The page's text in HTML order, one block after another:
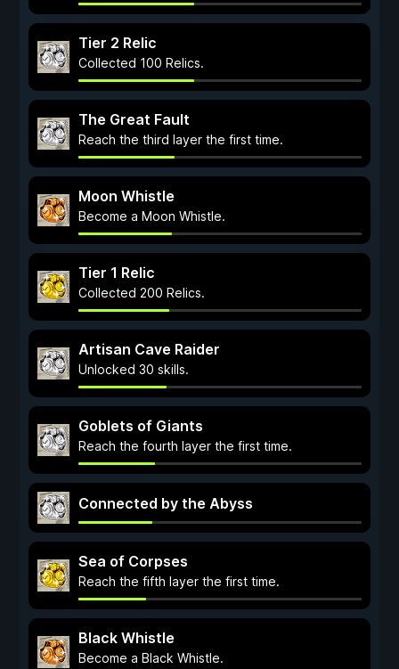
Tier 2 Relic
Collected 100 Relics.
The Great Fault
Reach the third layer the first time.
Moon Whistle
Become a Moon Whistle.
Tier 1 Relic
Collected 200 Relics.
Artisan Cave Raider
Unlocked 30 skills.
Goblets of Giants
Reach the fourth layer the first time.
Connected by the Abyss
Sea of Corpses
Reach the fifth layer the first time.
Black Whistle
Become a Black Whistle.